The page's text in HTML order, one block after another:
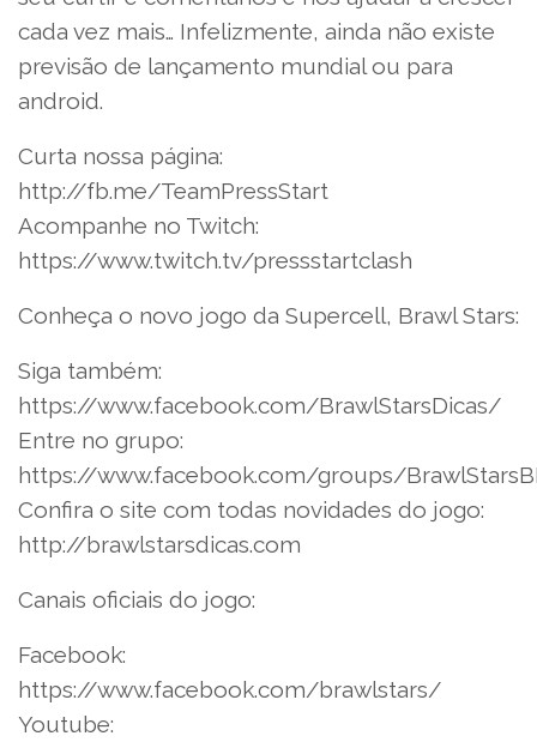
cada vez mais… Infelizmente, ainda não existe
previsão de lançamento mundial ou para
android.
Curta nossa página:
http://fb.me/TeamPressStart
Acompanhe no Twitch:
https://www.twitch.tv/pressstartclash
Conheça o novo jogo da Supercell, Brawl Stars:
Siga também:
https://www.facebook.com/BrawlStarsDicas/
Entre no grupo:
https://www.facebook.com/groups/
Confira o site com todas novidades do jogo:
http://brawlstarsdicas.com
Canais oficiais do jogo:
Facebook:
https://www.facebook.com/brawlstars/
Youtube: